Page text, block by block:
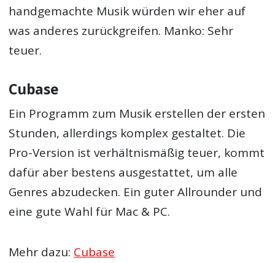
handgemachte Musik würden wir eher auf
was anderes zurückgreifen. Manko: Sehr
teuer.
Cubase
Ein Programm zum Musik erstellen der ersten
Stunden, allerdings komplex gestaltet. Die
Pro-Version ist verhältnismäßig teuer, kommt
dafür aber bestens ausgestattet, um alle
Genres abzudecken. Ein guter Allrounder und
eine gute Wahl für Mac & PC.
Mehr dazu: Cubase